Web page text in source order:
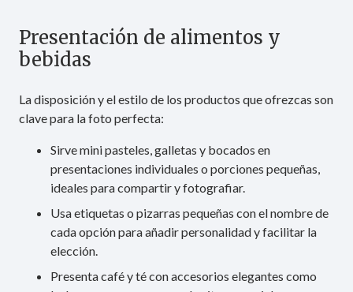
Presentación de alimentos y
bebidas
La disposición y el estilo de los productos que ofrezcas son
clave para la foto perfecta:
Sirve mini pasteles, galletas y bocados en
presentaciones individuales o porciones pequeñas,
ideales para compartir y fotografiar.
Usa etiquetas o pizarras pequeñas con el nombre de
cada opción para añadir personalidad y facilitar la
elección.
Presenta café y té con accesorios elegantes como